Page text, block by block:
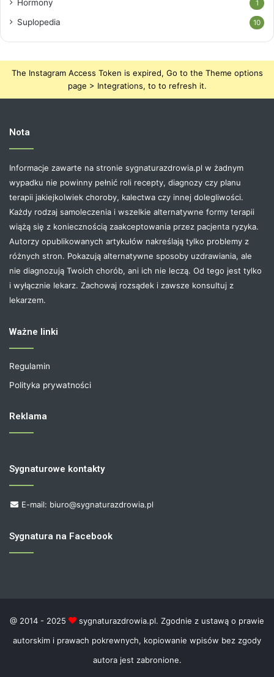
Hormony 1
Suplopedia 10
The Instagram Access Token is expired, Go to the Theme options
page > Integrations, to to refresh it.
Nota
Informacje zawarte na stronie sygnaturazdrowia.pl w żadnym
wypadku nie powinny pełnić roli recepty, diagnozy czy planu
terapii jakiejkolwiek choroby, kalectwa czy innej dolegliwości.
Każdy rodzaj samoleczenia i wszelkie alternatywne formy terapii
wiążą się z koniecznością zaakceptowania przez pacjenta ryzyka.
Autorzy opublikowanych artykułów nakreślają tylko problemy z
różnych stron. Pokazują alternatywne sposoby uzdrawiania, ale
nie diagnozują Twoich chorób, ani ich nie leczą. Od tego jest tylko
i wyłącznie lekarz. Zachowaj rozsądek i zawsze konsultuj z
lekarzem.
Ważne linki
Regulamin
Polityka prywatności
Reklama
Sygnaturowe kontakty
E-mail: biuro@sygnaturazdrowia.pl
Sygnatura na Facebook
@ 2014 - 2025
sygnaturazdrowia.pl. Zgodnie z ustawą o prawie
autorskim i prawach pokrewnych, kopiowanie wpisów bez zgody
autora jest zabronione.